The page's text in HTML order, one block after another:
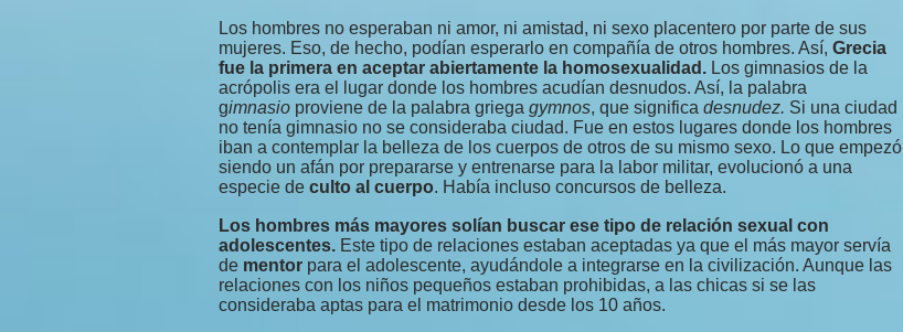
Los hombres no esperaban ni amor, ni amistad, ni sexo placentero por parte de sus
mujeres. Eso, de hecho, podían esperarlo en compañía de otros hombres. Así, Grecia
fue la primera en aceptar abiertamente la homosexualidad. Los gimnasios de la
acrópolis era el lugar donde los hombres acudían desnudos. Así, la palabra
gimnasio proviene de la palabra griega gymnos, que significa desnudez. Si una ciudad
no tenía gimnasio no se consideraba ciudad. Fue en estos lugares donde los hombres
iban a contemplar la belleza de los cuerpos de otros de su mismo sexo. Lo que empezó
siendo un afán por prepararse y entrenarse para la labor militar, evolucionó a una
especie de culto al cuerpo. Había incluso concursos de belleza.
Los hombres más mayores solían buscar ese tipo de relación sexual con
adolescentes. Este tipo de relaciones estaban aceptadas ya que el más mayor servía
de mentor para el adolescente, ayudándole a integrarse en la civilización. Aunque las
relaciones con los niños pequeños estaban prohibidas, a las chicas si se las
consideraba aptas para el matrimonio desde los 10 años.